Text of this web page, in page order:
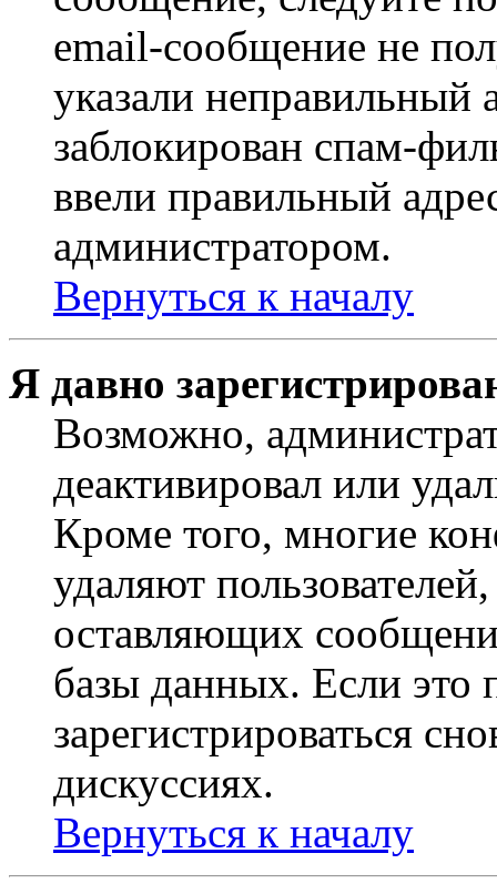
email-сообщение не
указали неправильный
заблокирован спам-
ввели правильный
администратором.
Вернуться к началу
Я давно
Возможно,
деактивировал или
Кроме того, многие
удаляют
оставляющих
базы данных. Если это
зарегистрироваться
дискуссиях.
Вернуться к началу